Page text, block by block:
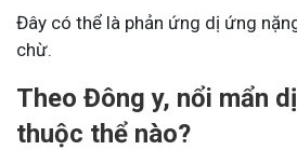
Đây có thể là phản ứng dị ứng
chừ.
Theo Đông y, nổi mẩn
thuộc thể nào?